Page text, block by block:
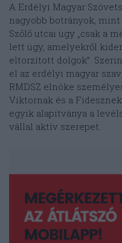
A Erdélyi Magyar
nagyobb botrányok,
Szőlő utcai ügy „csak a
lett ügy, amelyekről
eltorzított dolgok”.
el az erdélyi magyar
RMDSZ elnöke
Viktornak és a
egyik alapítványa a
vállal aktív szerepet.